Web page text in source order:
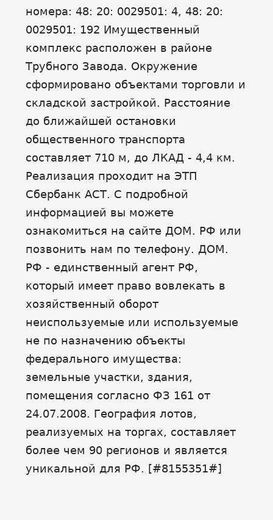
номера: 48: 20: 0029501: 4, 48: 20:
0029501: 192 Имущественный
комплекс расположен в районе
Трубного Завода. Окружение
сформировано объектами торговли и
складской застройкой. Расстояние
до ближайшей остановки
общественного транспорта
составляет 710 м, до ЛКАД - 4,4 км.
Реализация проходит на ЭТП
Сбербанк АСТ. С подробной
информацией вы можете
ознакомиться на сайте ДОМ. РФ или
позвонить нам по телефону. ДОМ.
РФ - единственный агент РФ,
который имеет право вовлекать в
хозяйственный оборот
неиспользуемые или используемые
не по назначению объекты
федерального имущества:
земельные участки, здания,
помещения согласно ФЗ 161 от
24.07.2008. География лотов,
реализуемых на торгах, составляет
более чем 90 регионов и является
уникальной для РФ. [#8155351#]